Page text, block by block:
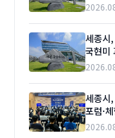
세종시
국현미
세종시
포럼·